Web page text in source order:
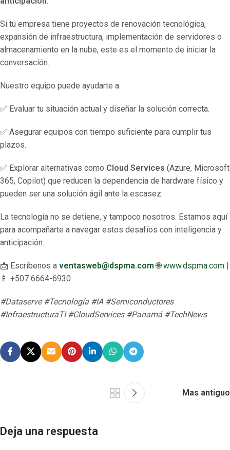
Si tu empresa tiene proyectos de renovación tecnológica,
expansión de infraestructura, implementación de servidores o
almacenamiento en la nube, este es el momento de iniciar la
conversación.
Nuestro equipo puede ayudarte a:
✅ Evaluar tu situación actual y diseñar la solución correcta.
✅ Asegurar equipos con tiempo suficiente para cumplir tus
plazos.
✅ Explorar alternativas como Cloud Services (Azure, Microsoft
365, Copilot) que reducen la dependencia de hardware físico y
pueden ser una solución ágil ante la escasez.
La tecnología no se detiene, y tampoco nosotros. Estamos aquí
para acompañarte a navegar estos desafíos con inteligencia y
anticipación.
📩 Escríbenos a ventasweb@dspma.com🌐www.dspma.com |
📱 +507 6664-6930
#Dataserve #Tecnología #IA #Semiconductores
#InfraestructuraTI #CloudServices #Panamá #TechNews
Mas antiguo
Deja una respuesta